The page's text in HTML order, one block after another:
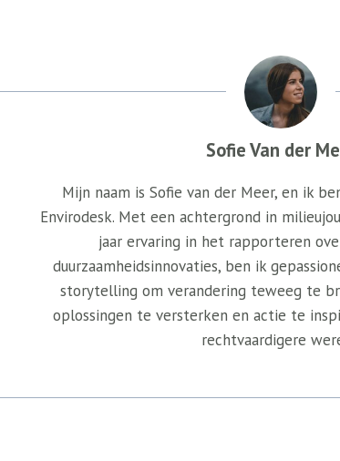
Sofie Van der
Mijn naam is Sofie van der Meer, en ik
Envirodesk. Met een achtergrond in
jaar ervaring in het rapporteren
duurzaamheidsinnovaties, ben ik
storytelling om verandering teweeg te
oplossingen te versterken en actie te
rechtvaardigere